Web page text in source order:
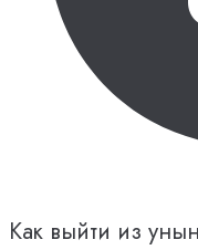
Как выйти из